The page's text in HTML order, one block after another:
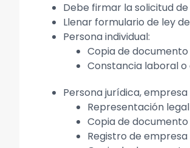
Debe firmar la solicitud
Llenar formulario de ley
Persona individual:
Copia de
Constancia laboral
Persona jurídica, empresa
Representación
Copia de
Registro de empresa